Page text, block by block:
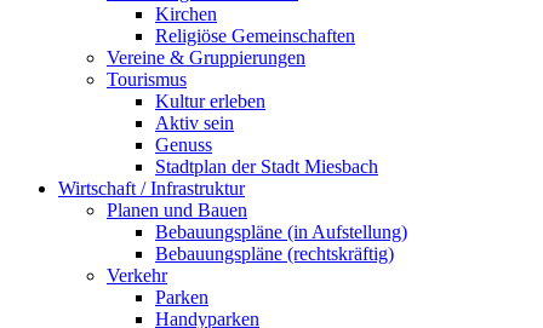
Kirchen
Religiöse Gemeinschaften
Vereine & Gruppierungen
Tourismus
Kultur erleben
Aktiv sein
Genuss
Stadtplan der Stadt Miesbach
Wirtschaft / Infrastruktur
Planen und Bauen
Bebauungspläne (in Aufstellung)
Bebauungspläne (rechtskräftig)
Verkehr
Parken
Handyparken